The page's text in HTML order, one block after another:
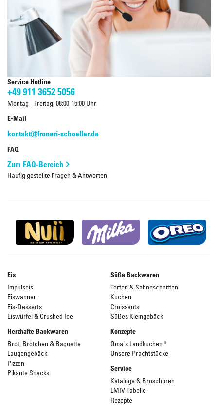
Service Hotline
+49 911 3652 5056
Montag - Freitag: 08:00-15:00 Uhr
E-Mail
kontakt@froneri-schoeller.de
FAQ
Zum FAQ-Bereich
Häufig gestellte Fragen & Antworten
Eis
Impulseis
Eiswannen
Eis-Desserts
Eiswürfel & Crushed Ice
Süße Backwaren
Torten & Sahneschnitten
Kuchen
Croissants
Süßes Kleingebäck
Herzhafte Backwaren
Brot, Brötchen & Baguette
Laugengebäck
Pizzen
Pikante Snacks
Konzepte
Oma's Landkuchen ®
Unsere Prachtstücke
Service
Kataloge & Broschüren
LMIV Tabelle
Rezepte